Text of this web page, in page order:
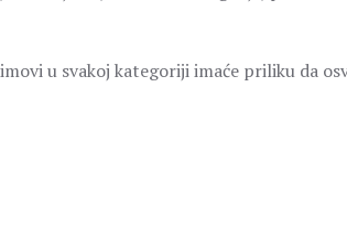
u svakoj kategoriji imaće priliku da